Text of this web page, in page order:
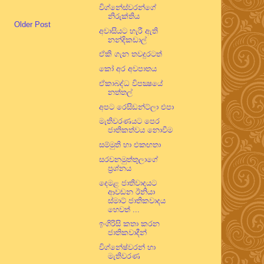
Older Post
විග්නේස්වරන්ගේ
නිරුක්තිය
අවාසියට හැරී ඇති
නන්දිකඩාල්
ඒකි ගැන තවදුරටත්
කෝ අර අවපාතය
ඒකාබද්ධ විපක්‍ෂයේ
නත්තල්
අපට රෙසිඩන්ට්ලා එපා
මැතිවරණයට පෙර
ජාතිකත්වය නොවීම
සම්මුති හා එකඟතා
සරවනමුත්තුලාගේ
ප්‍රශ්නය
දෙමළ ජාතිවාදයට
ආවඩන ඊනියා
ස්මාට් ජාතිකවාදය
හෙවත් ...
ඉංගිරිසි කතා කරන
ජාතිකවාදීන්
විග්නේෂ්වරන් හා
මැතිවරණ